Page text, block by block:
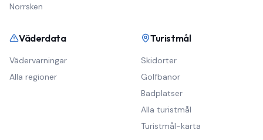
Norrsken
Väderdata
Vädervarningar
Alla regioner
Turistmål
Skidorter
Golfbanor
Badplatser
Alla turistmål
Turistmål-karta